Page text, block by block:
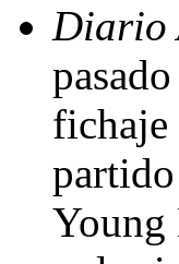
Diario
fichaje
Young